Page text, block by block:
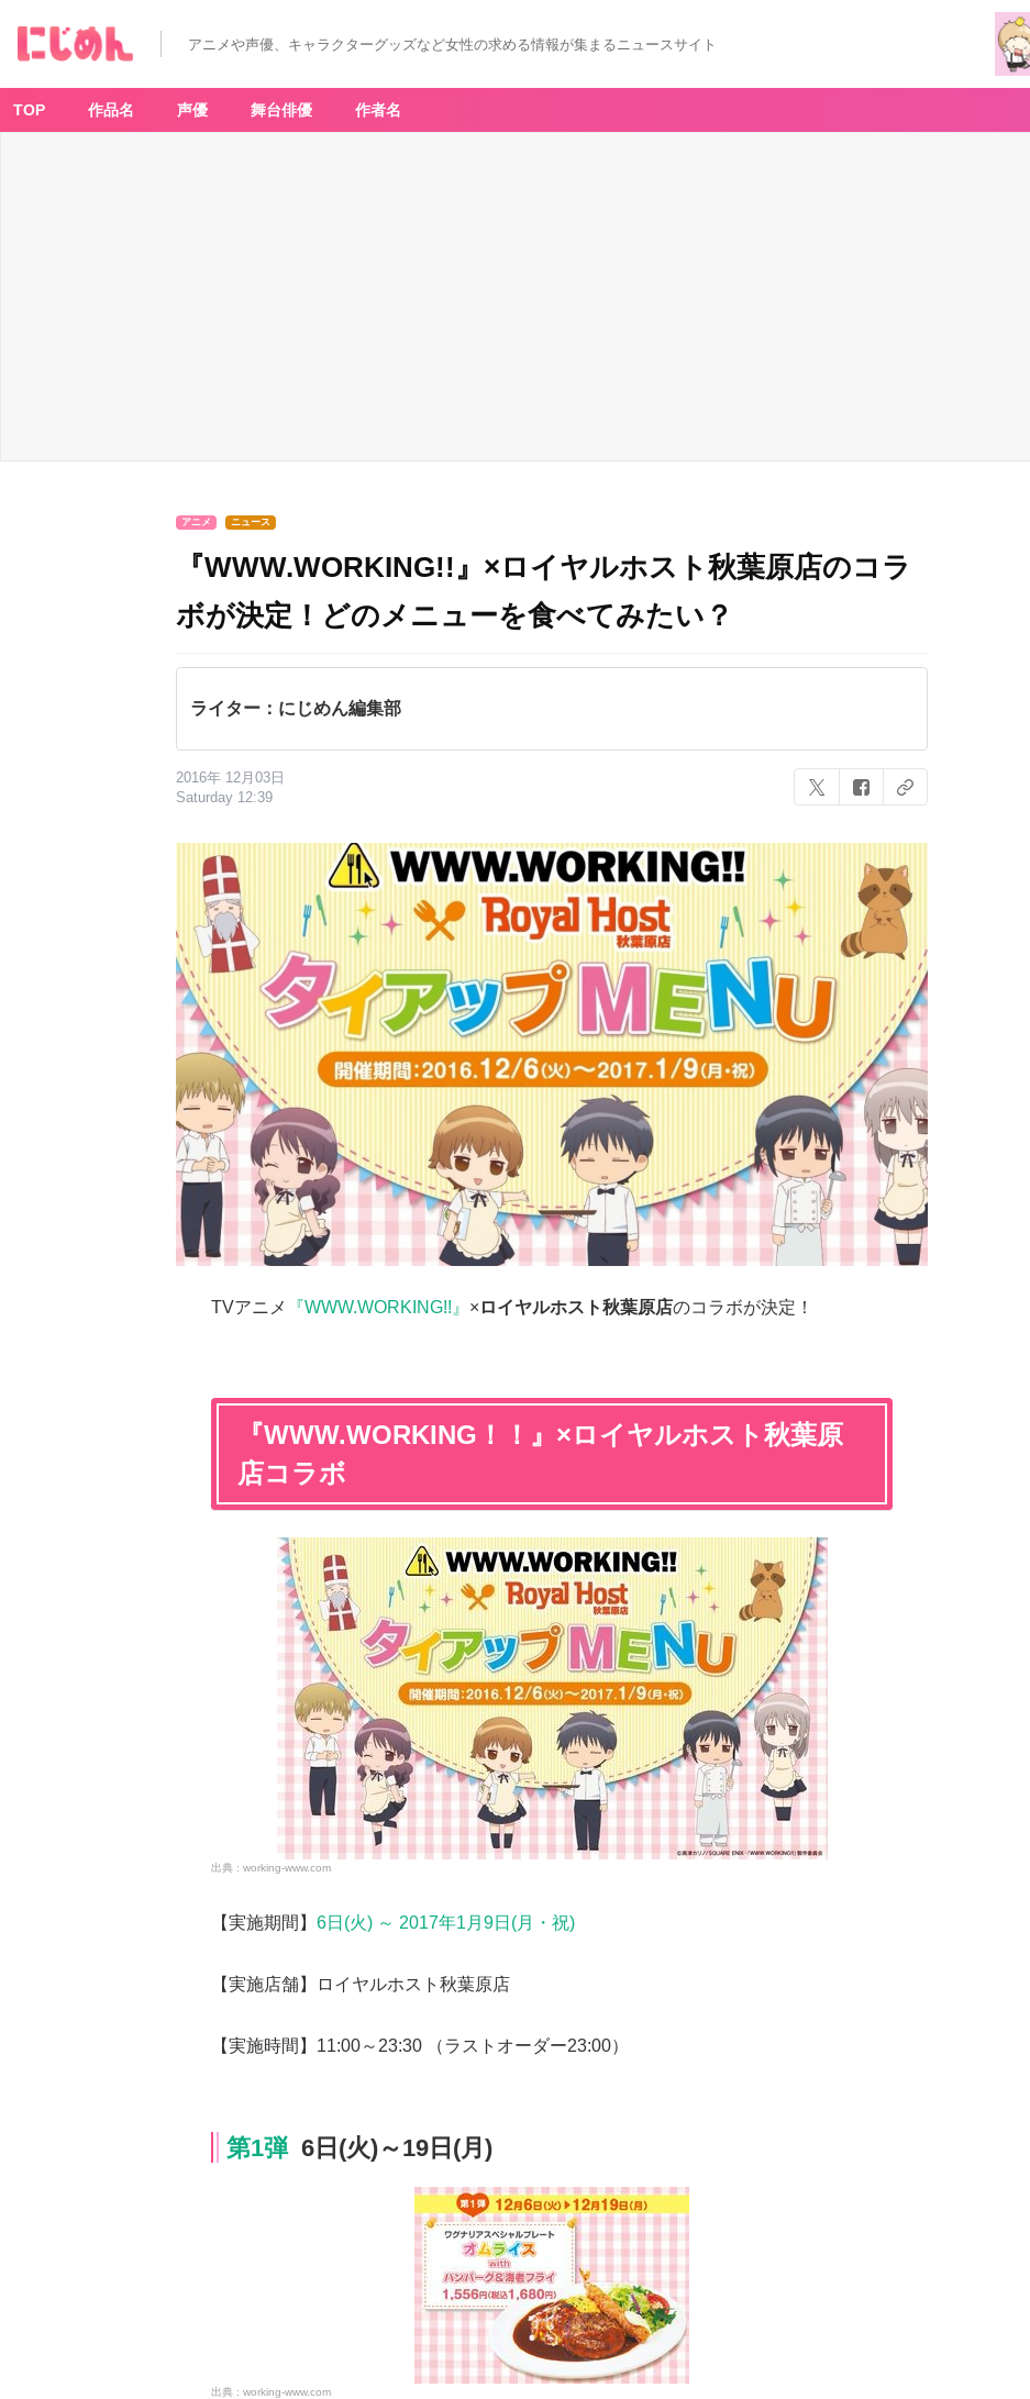
アニメや声優、キャラクターグッズなど女性の求める情報が集まるニュースサイト
TOP 作品名 声優 舞台俳優 作者名
アニメ ニュース
『WWW.WORKING!!』×ロイヤルホスト秋葉原店のコラ
ボが決定！どのメニューを食べてみたい？
ライター：にじめん編集部
2016年 12月03日
Saturday 12:39
TVアニメ 『WWW.WORKING!!』 × ロイヤルホスト秋葉原店のコラボが決定！
『WWW.WORKING！！』×ロイヤルホスト秋葉原
店コラボ
working-www.com
【実施期間】 6日(火) ～ 2017年1月9日(月・祝)
【実施店舗】ロイヤルホスト秋葉原店
【実施時間】11:00～23:30 （ラストオーダー23:00）
第1弾6日(火)～19日(月)
working-www.com